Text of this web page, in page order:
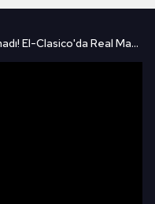
Barcelona, Real Madrid'e Şans Tanımadı! El-Clasico'da Real Madrid'i Yenen Barcelona Şampiyon Oldu!